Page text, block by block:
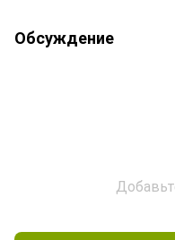
Обсуждение